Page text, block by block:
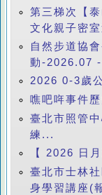
第三梯次【
文化親子密
自然步道協
動-2026.07
2026 0-3歲
噍吧哖事件
臺北市照管
練...
【 2026 日
臺北市士林
身學習講座(